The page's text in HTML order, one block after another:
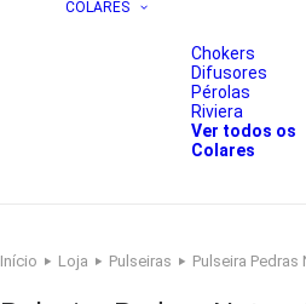
COLARES
Chokers
Difusores
Pérolas
Riviera
Ver todos os
Colares
Início Loja Pulseiras Pulseira